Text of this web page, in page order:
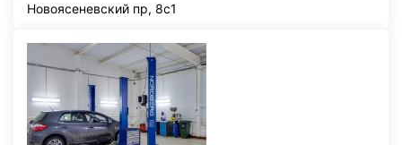
Новоясеневский пр, 8с1